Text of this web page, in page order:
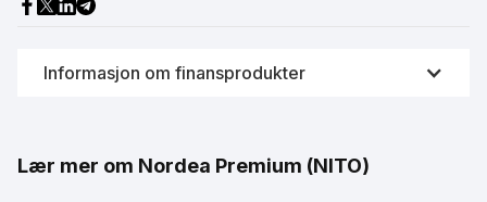
Informasjon om finansprodukter
Lær mer om Nordea Premium (NITO)